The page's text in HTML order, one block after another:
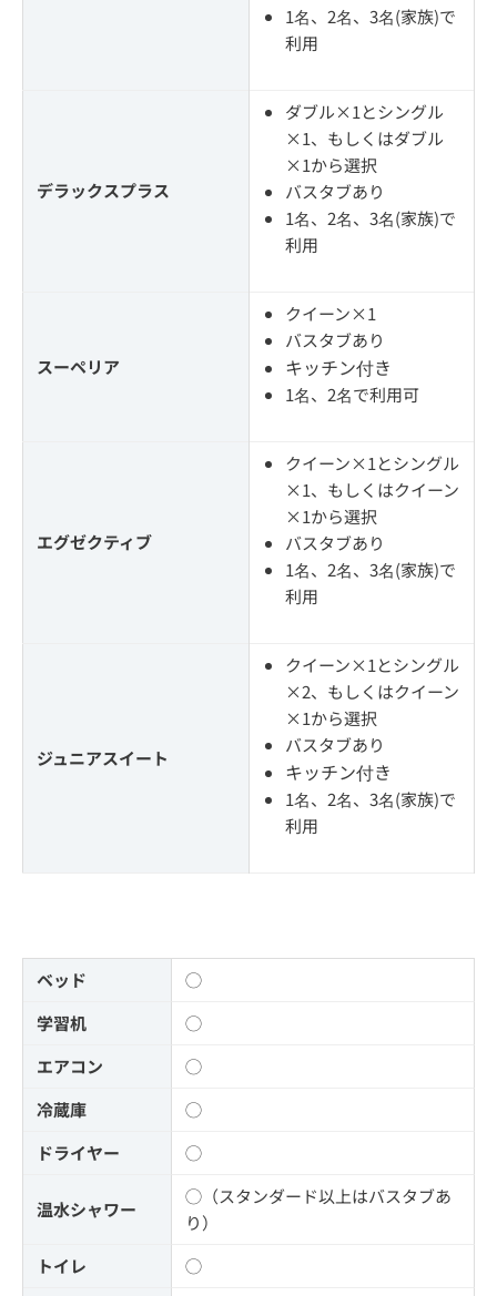
1名、2名、3名(家族)で
利用
デラックスプラス
ダブル×1とシングル
×1、もしくはダブル
×1から選択
バスタブあり
1名、2名、3名(家族)で
利用
スーペリア
クイーン×1
バスタブあり
キッチン付き
1名、2名で利用可
エグゼクティブ
クイーン×1とシングル
×1、もしくはクイーン
×1から選択
バスタブあり
1名、2名、3名(家族)で
利用
ジュニアスイート
クイーン×1とシングル
×2、もしくはクイーン
×1から選択
バスタブあり
キッチン付き
1名、2名、3名(家族)で
利用
ベッド
◯
学習机
◯
エアコン
◯
冷蔵庫
◯
ドライヤー
◯
温水シャワー
◯（スタンダード以上はバスタブあ
り）
トイレ
◯